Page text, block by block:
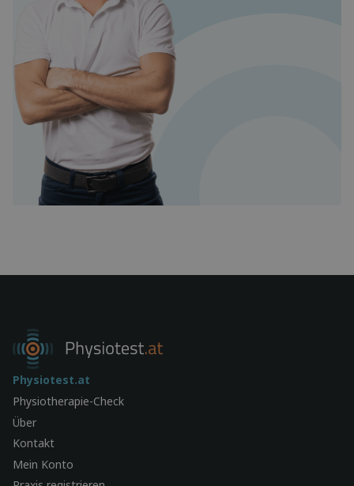
Physiotest.at
Physiotherapie-Check
Über
Kontakt
Mein Konto